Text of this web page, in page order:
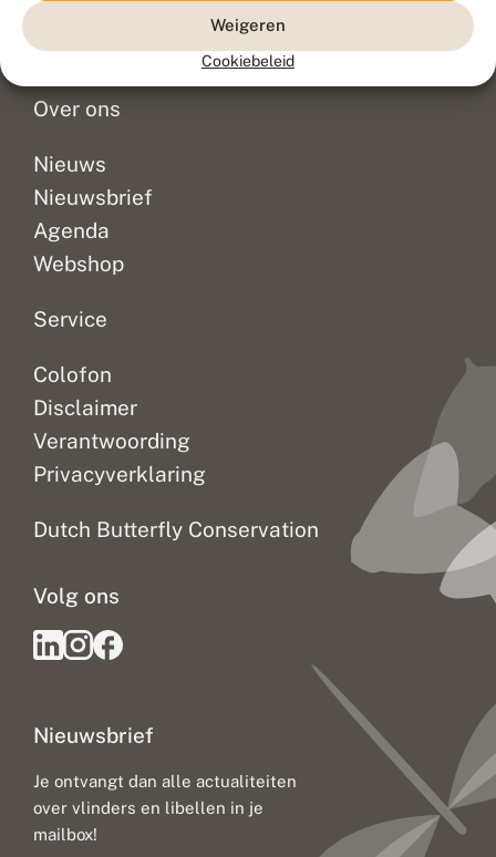
Weigeren
Cookiebeleid
Doneer
Over ons
Nieuws
Nieuwsbrief
Agenda
Webshop
Service
Colofon
Disclaimer
Verantwoording
Privacyverklaring
Dutch Butterfly Conservation
Nieuwsbrief
Je ontvangt dan alle actualiteiten
over vlinders en libellen in je
mailbox!
Volg ons